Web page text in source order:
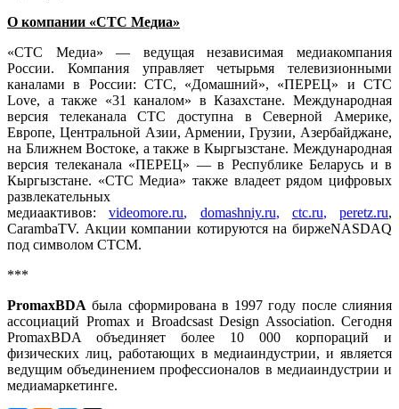
О компании «СТС Медиа»
«СТС Медиа» — ведущая независимая медиакомпания
России. Компания управляет четырьмя телевизионными
каналами в России: СТС, «Домашний», «ПЕРЕЦ» и СТС
Love, а также «31 каналом» в Казахстане. Международная
версия телеканала СТС доступна в Северной Америке,
Европе, Центральной Азии, Армении, Грузии, Азербайджане,
на Ближнем Востоке, а также в Кыргызстане. Международная
версия телеканала «ПЕРЕЦ» — в Республике Беларусь и в
Кыргызстане. «СТС Медиа» также владеет рядом цифровых
развлекательных
медиаактивов:videomore.ru, domashniy.ru, ctc.ru, peretz.ru,
CarambaTV. Акции компании котируются на биржеNASDAQ
под символом CTCM.
***
PromaxBDA была сформирована в 1997 году после слияния
ассоциаций Promax и Broadcsast Design Association. Сегодня
PromaxBDA объединяет более 10 000 корпораций и
физических лиц, работающих в медиаиндустрии, и является
ведущим объединением профессионалов в медиаиндустрии и
медиамаркетинге.